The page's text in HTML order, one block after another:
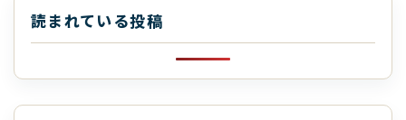
読まれている投稿